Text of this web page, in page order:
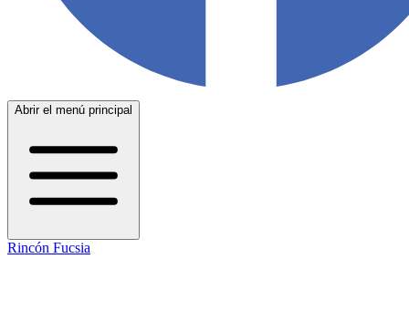
Abrir el menú principal
Rincón Fucsia